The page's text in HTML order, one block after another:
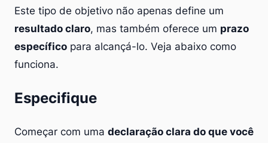
Este tipo de objetivo não apenas define um
resultado claro, mas também oferece um prazo
específico para alcançá-lo. Veja abaixo como
funciona.
Especifique
Começar com uma declaração clara do que você